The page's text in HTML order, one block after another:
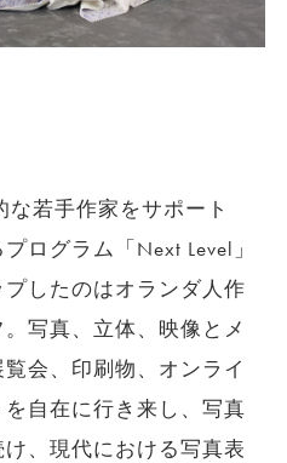
な若手作家をサポート
ログラム「Next Level」
したのはオランダ人作
写真、立体、映像とメ
会、印刷物、オンライ
自在に行き来し、写真
、現代における写真表